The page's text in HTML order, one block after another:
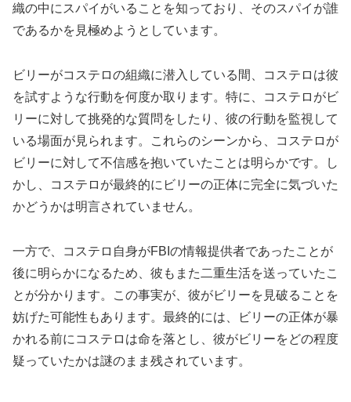
織の中にスパイがいることを知っており、そのスパイが誰
であるかを見極めようとしています。
ビリーがコステロの組織に潜入している間、コステロは彼
を試すような行動を何度か取ります。特に、コステロがビ
リーに対して挑発的な質問をしたり、彼の行動を監視して
いる場面が見られます。これらのシーンから、コステロが
ビリーに対して不信感を抱いていたことは明らかです。し
かし、コステロが最終的にビリーの正体に完全に気づいた
かどうかは明言されていません。
一方で、コステロ自身がFBIの情報提供者であったことが
後に明らかになるため、彼もまた二重生活を送っていたこ
とが分かります。この事実が、彼がビリーを見破ることを
妨げた可能性もあります。最終的には、ビリーの正体が暴
かれる前にコステロは命を落とし、彼がビリーをどの程度
疑っていたかは謎のまま残されています。